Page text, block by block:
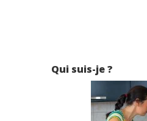
Qui suis-je ?